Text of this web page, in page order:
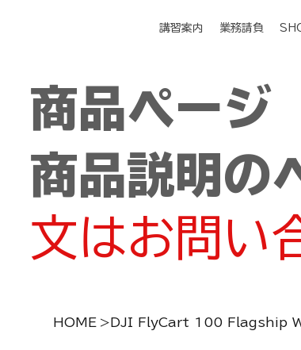
講習案内 業務請負
商品ページ
商品説明の
文はお問い
HOME > DJI FlyCart 100 Flagship